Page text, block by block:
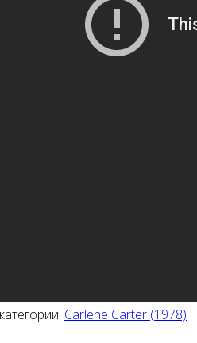
Carlene Carter (1978)